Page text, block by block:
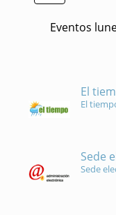
Eventos
El
El
Sede
Sede